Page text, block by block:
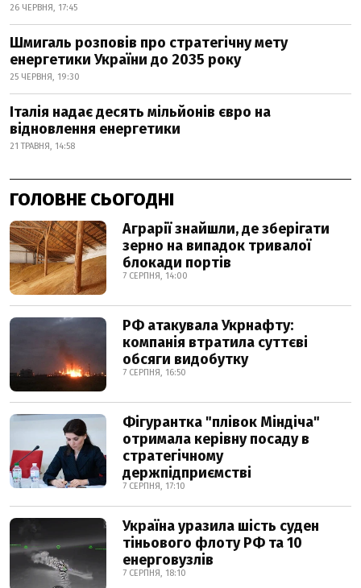
26 ЧЕРВНЯ, 17:45
Шмигаль розповів про стратегічну мету
енергетики України до 2035 року
25 ЧЕРВНЯ, 19:30
Італія надає десять мільйонів євро на
відновлення енергетики
21 ТРАВНЯ, 14:58
ГОЛОВНЕ СЬОГОДНІ
Аграрії знайшли, де зберігати
зерно на випадок тривалої
блокади портів
7 СЕРПНЯ, 14:00
РФ атакувала Укрнафту:
компанія втратила суттєві
обсяги видобутку
7 СЕРПНЯ, 16:50
Фігурантка "плівок Міндіча"
отримала керівну посаду в
стратегічному
держпідприємстві
7 СЕРПНЯ, 17:10
Україна уразила шість суден
тіньового флоту РФ та 10
енерговузлів
7 СЕРПНЯ, 18:10